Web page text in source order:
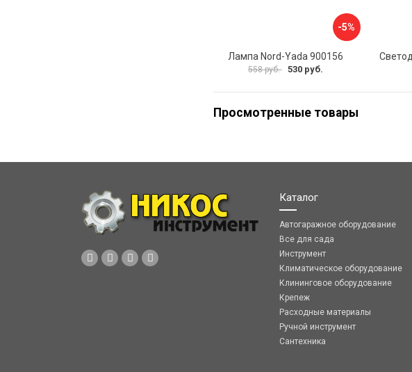
-5%
Лампа Nord-Yada 900156
558 руб. 530 руб.
Просмотренные товары
Каталог
Автогаражное оборудование
Все для сада
Инструмент
Климатическое оборудование
Клининговое оборудование
Крепеж
Расходные материалы
Ручной инструмент
Сантехника